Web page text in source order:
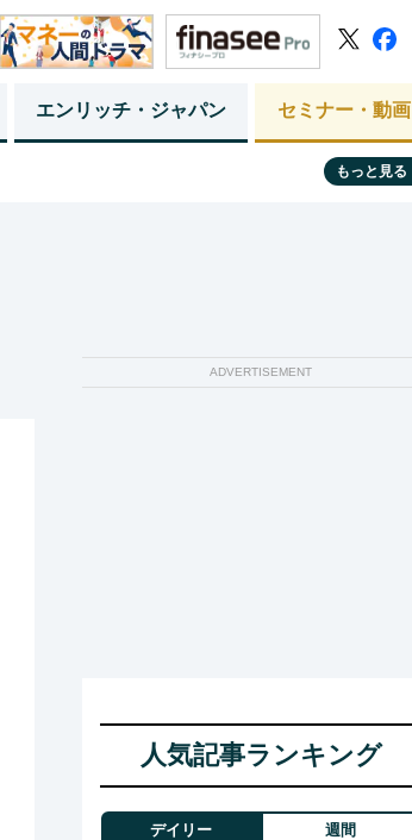
エンリッチ・ジャパン セミナー・動画
もっと見る
ADVERTISEMENT
人気記事ランキング
デイリー 週間